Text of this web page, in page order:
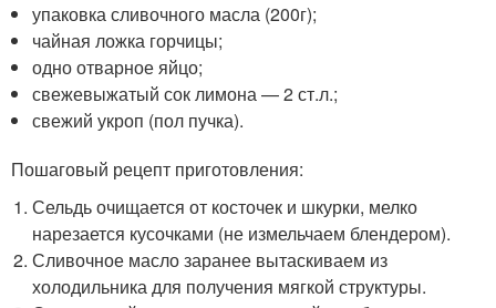
упаковка сливочного масла (200г);
чайная ложка горчицы;
одно отварное яйцо;
свежевыжатый сок лимона — 2 ст.л.;
свежий укроп (пол пучка).
Пошаговый рецепт приготовления:
Сельдь очищается от косточек и шкурки, мелко
нарезается кусочками (не измельчаем блендером).
Сливочное масло заранее вытаскиваем из
холодильника для получения мягкой структуры.